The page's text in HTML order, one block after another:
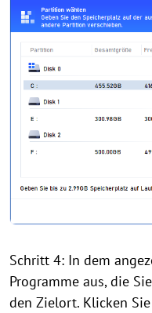
Schritt 4: In dem
Programme aus, die
den Zielort. Klicken